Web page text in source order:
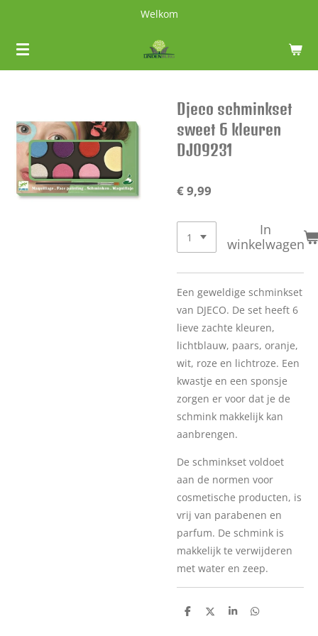
naar
de
Welkom
Djeco schminkset
sweet 6 kleuren
DJ09231
€ 9,99
In
winkelwagen
Een geweldige schminkset
van DJECO. De set heeft 6
lieve zachte kleuren,
lichtblauw, paars, oranje,
wit, roze en lichtroze. Een
kwastje en een sponsje
zorgen er voor dat je de
schmink makkelijk kan
aanbrengen.
De schminkset voldoet
aan de normen voor
cosmetische producten, is
vrij van parabenen en
parfum. De schmink is
makkelijk te verwijderen
met water en zeep.
D
D
S
D